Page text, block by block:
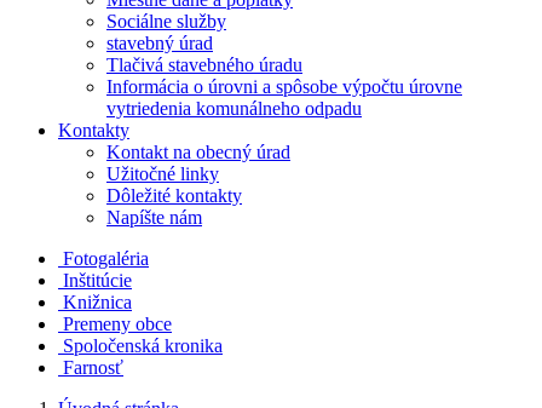
Sociálne služby
stavebný úrad
Tlačivá stavebného úradu
Informácia o úrovni a spôsobe výpočtu úrovne
vytriedenia komunálneho odpadu
Kontakty
Kontakt na obecný úrad
Užitočné linky
Dôležité kontakty
Napíšte nám
Fotogaléria
Inštitúcie
Knižnica
Premeny obce
Spoločenská kronika
Farnosť